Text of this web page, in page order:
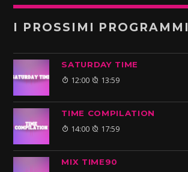
I PROSSIMI PROGRAMMI
SATURDAY TIME
12:00 13:59
TIME COMPILATION
14:00 17:59
MIX TIME90